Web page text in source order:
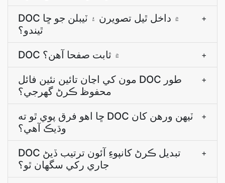
DOC ۾ داخل ٿيل تصويرن ۽ ٽيبلن جو ڇا
ٿيندو؟
+
DOC ۾ ثابت صفحا آھن؟ +
مون کي اڃان تائين نئين فائل DOC طور
محفوظ ڪرڻ گهرجي؟
+
ڇا اھو فرق پوي ٿو ته DOC ٽيھن ورھن کان
وڌيڪ آھي؟
+
DOC تبديل ڪرڻ کانپوءِ آئون ترتيب ڏيڻ
جاري رکي سگهان ٿو؟
+